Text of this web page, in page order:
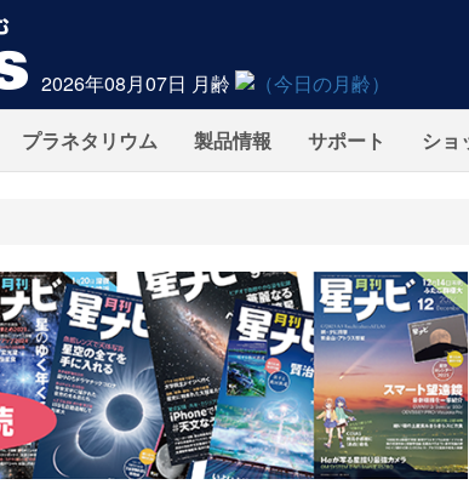
2026年08月07日 月齢
プラネタリウム 製品情報 サポート ショ